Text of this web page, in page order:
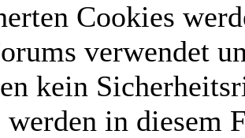
Cookies
verwendet
kein
werden in diesem